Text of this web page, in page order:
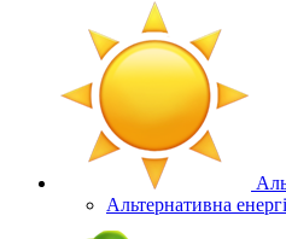
Альтернативна